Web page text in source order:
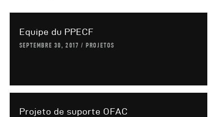
Equipe du PPECF
SEPTEMBRE 30, 2017 PROJETOS
Projeto de suporte OFAC